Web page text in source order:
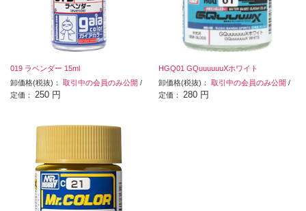
019 ラベンダー 15ml
卸価格(税抜)： 取引中の会員のみ公開 /
定価： 250 円
HGQ01 GQuuuuuuXホワイト
卸価格(税抜)：取引中の会員のみ公開 /
定価： 280 円